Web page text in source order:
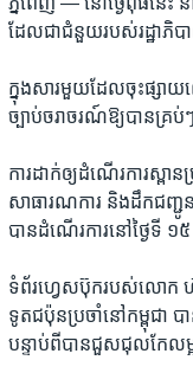
ដែល​ជា​ជំនួយ​របស់​រដ្ឋាភិ
ក្នុង​សារ​មួយ​ដែល​ចុះ​ផ្សាយ​
ច្បាប់​ចរាចរណ៍​ឱ្យ​បាន​គ្រប់ៗ​
ការ​ដាក់​ឲ្យ​ដំណើរ​ការ​ស្ពា
សាធារណការ​ និង​ដឹកជញ្ជូ
បាន​ដំណើរ​ការ​នៅ​ថ្ងៃ​ទី​ ១
ទំព័រ​ហ្វេសប៊ុក​របស់​លោក​
ទូត​ជប៉ុន​ប្រចាំ​នៅ​កម្ពុជា​ បា
បន្ទាប់​ពី​បាន​ជួសជុល​កែ​ល